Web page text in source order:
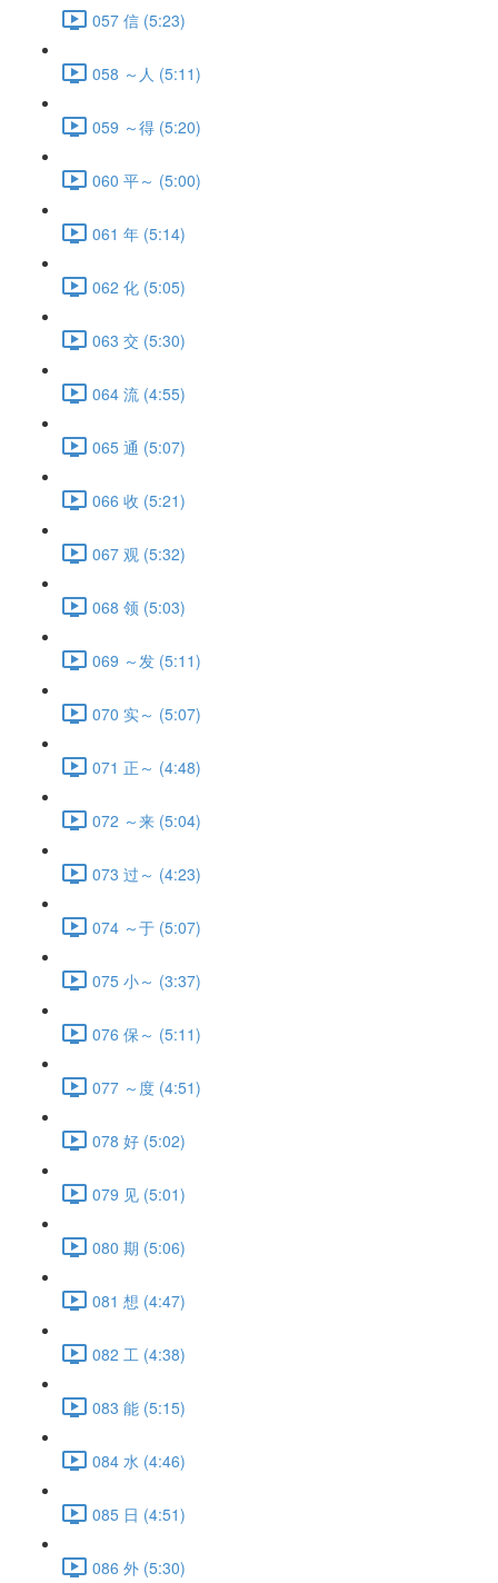
057 信 (5:23)
058 ～人 (5:11)
059 ～得 (5:20)
060 平～ (5:00)
061 年 (5:14)
062 化 (5:05)
063 交 (5:30)
064 流 (4:55)
065 通 (5:07)
066 收 (5:21)
067 观 (5:32)
068 领 (5:03)
069 ～发 (5:11)
070 实～ (5:07)
071 正～ (4:48)
072 ～来 (5:04)
073 过～ (4:23)
074 ～于 (5:07)
075 小～ (3:37)
076 保～ (5:11)
077 ～度 (4:51)
078 好 (5:02)
079 见 (5:01)
080 期 (5:06)
081 想 (4:47)
082 工 (4:38)
083 能 (5:15)
084 水 (4:46)
085 日 (4:51)
086 外 (5:30)